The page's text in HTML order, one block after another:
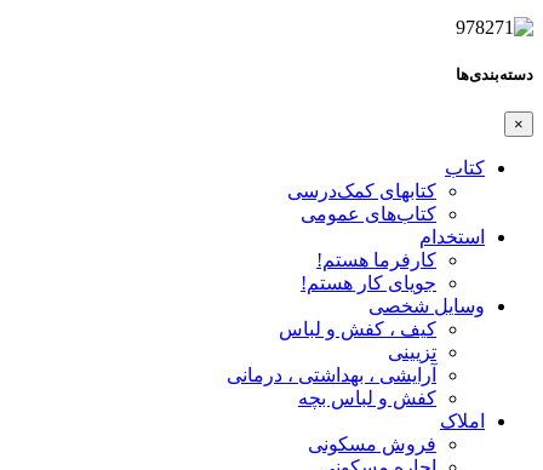
دسته‌بندی‌ها
×
کتاب
کتابهای کمک‌درسی
کتاب‌های عمومی
استخدام
کارفرما هستم!
جویای کار هستم!
وسایل شخصی
کیف ، کفش و لباس
تزیینی
آرایشی ، بهداشتی ، درمانی
کفش و لباس بچه
املاک
فروش مسکونی